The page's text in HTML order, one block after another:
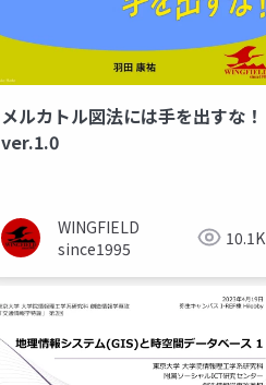
メルカトル図法には手を出すな！
ver.1.0
WINGFIELD
since1995
10.1K